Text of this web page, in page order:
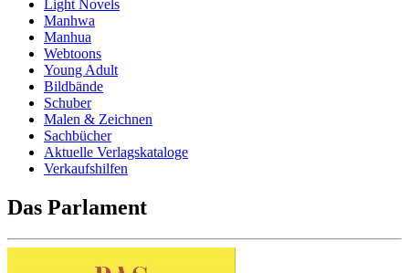
Light Novels
Manhwa
Manhua
Webtoons
Young Adult
Bildbände
Schuber
Malen & Zeichnen
Sachbücher
Aktuelle Verlagskataloge
Verkaufshilfen
Das Parlament